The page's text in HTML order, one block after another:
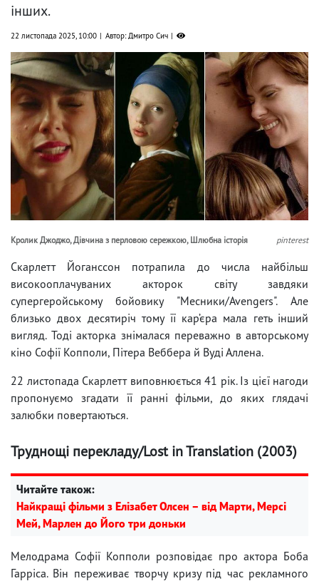
інших.
22 листопада 2025, 10:00 Автор: Дмитро Сич
Кролик Джоджо, Дівчина з перловою сережкою, Шлюбна історія pinterest
Скарлетт Йоганссон потрапила до числа найбільш
високооплачуваних акторок світу завдяки
супергеройському бойовику "Месники/Avengers". Але
близько двох десятиріч тому її кар’єра мала геть інший
вигляд. Тоді акторка знімалася переважно в авторському
кіно Софії Копполи, Пітера Веббера й Вуді Аллена.
22 листопада Скарлетт виповнюється 41 рік. Із цієї нагоди
пропонуємо згадати її ранні фільми, до яких глядачі
залюбки повертаються.
Труднощі перекладу/Lost in Translation (2003)
Читайте також:
Найкращі фільми з Елізабет Олсен – від Марти, Мерсі
Мей, Марлен до Його три доньки
Мелодрама Софії Копполи розповідає про актора Боба
Гарріса. Він переживає творчу кризу під час рекламного